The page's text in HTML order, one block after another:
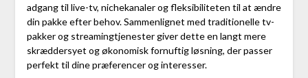
adgang til live-tv, nichekanaler og fleksibiliteten til at ændre
din pakke efter behov. Sammenlignet med traditionelle tv-
pakker og streamingtjenester giver dette en langt mere
skræddersyet og økonomisk fornuftig løsning, der passer
perfekt til dine præferencer og interesser.